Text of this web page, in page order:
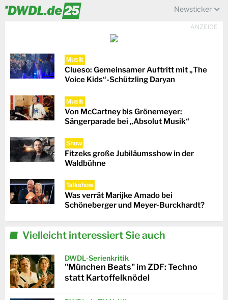
Newsticker
ANZEIGE
Musik
Clueso: Gemeinsamer Auftritt mit „The
Voice Kids“-Schützling Daryan
Musik
Von McCartney bis Grönemeyer:
Sängerparade bei „Absolut Musik“
Show
Fitzeks große Jubiläumsshow in der
Waldbühne
Talkshow
Was verrät Marijke Amado bei
Schöneberger und Meyer-Burckhardt?
Vielleicht interessiert Sie auch
DWDL-Serienkritik
"München Beats" im ZDF: Techno
statt Kartoffelknödel